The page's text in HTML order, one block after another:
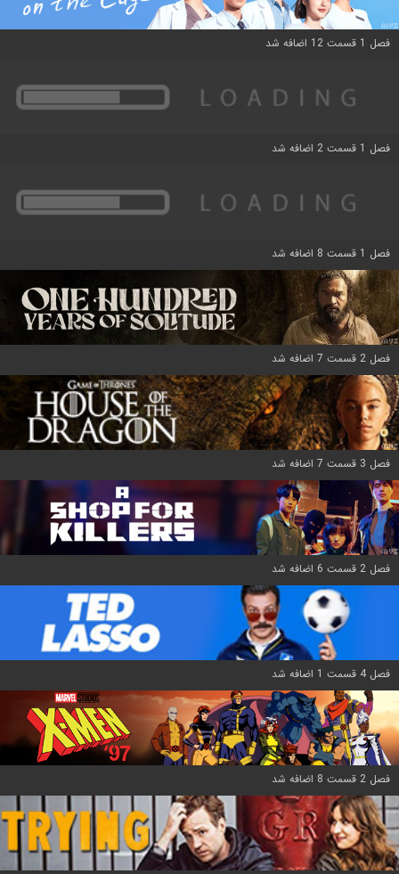
فصل 1 قسمت 12 اضافه شد
فصل 1 قسمت 2 اضافه شد
فصل 1 قسمت 8 اضافه شد
فصل 2 قسمت 7 اضافه شد
فصل 3 قسمت 7 اضافه شد
فصل 2 قسمت 6 اضافه شد
فصل 4 قسمت 1 اضافه شد
فصل 2 قسمت 8 اضافه شد